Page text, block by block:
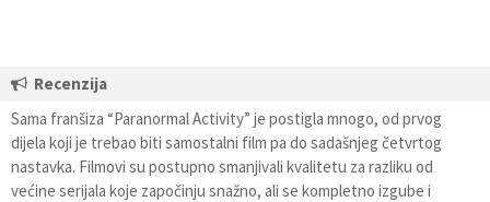
Recenzija
Sama franšiza “Paranormal Activity” je postigla mnogo, od prvog
dijela koji je trebao biti samostalni film pa do sadašnjeg četvrtog
nastavka. Filmovi su postupno smanjivali kvalitetu za razliku od
većine serijala koje započinju snažno, ali se kompletno izgube i